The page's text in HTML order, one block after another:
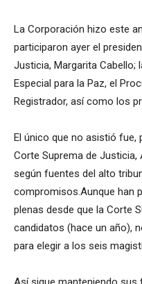
La Corporación hizo este
participaron ayer el
Justicia, Margarita Cabello;
Especial para la Paz, el
Registrador, así como los
El único que no asistió fue,
Corte Suprema de Justicia,
según fuentes del alto
compromisos.Aunque han
plenas desde que la Corte
candidatos (hace un año),
para elegir a los seis